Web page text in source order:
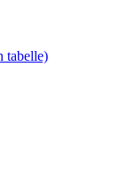
tabelle)